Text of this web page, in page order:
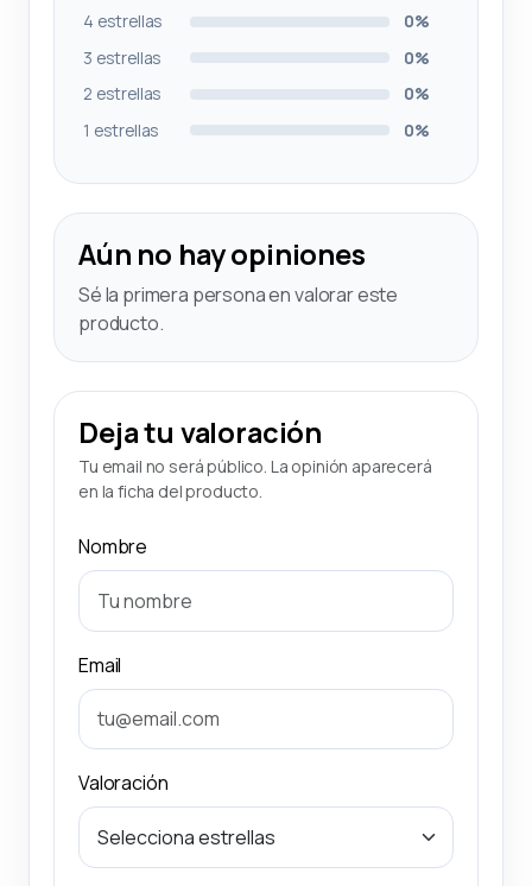
4 estrellas
0%
3 estrellas
0%
2 estrellas
0%
1 estrellas
0%
Aún no hay opiniones
Sé la primera persona en valorar este
producto.
Deja tu valoración
Tu email no será público. La opinión aparecerá
en la ficha del producto.
Nombre
Email
Valoración